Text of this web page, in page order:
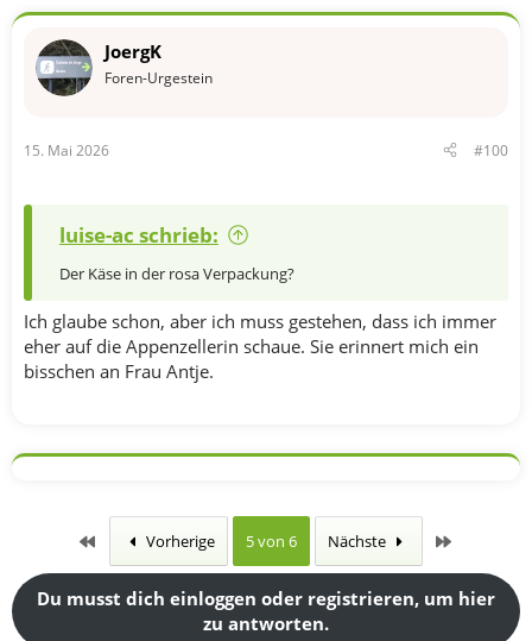
JoergK
Foren-Urgestein
15. Mai 2026 #100
luise-ac schrieb:
Der Käse in der rosa Verpackung?
Ich glaube schon, aber ich muss gestehen, dass ich immer
eher auf die Appenzellerin schaue. Sie erinnert mich ein
bisschen an Frau Antje.
Erste Vorherige 5 von 6 Nächste
Du musst dich einloggen oder registrieren, um hier
zu antworten.